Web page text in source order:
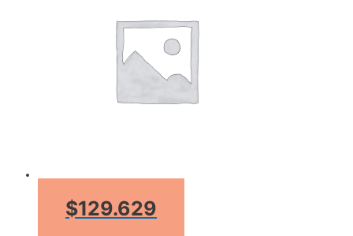
$129.629